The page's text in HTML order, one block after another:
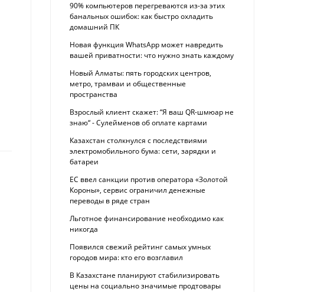
90% компьютеров перегреваются из-за этих
банальных ошибок: как быстро охладить
домашний ПК
Новая функция WhatsApp может навредить
вашей приватности: что нужно знать каждому
Новый Алматы: пять городских центров,
метро, трамваи и общественные
пространства
Взрослый клиент скажет: “Я ваш QR-шмюар не
знаю“ - Сулейменов об оплате картами
Казахстан столкнулся с последствиями
электромобильного бума: сети, зарядки и
батареи
ЕС ввел санкции против оператора «Золотой
Короны», сервис ограничил денежные
переводы в ряде стран
Льготное финансирование необходимо как
никогда
Появился свежий рейтинг самых умных
городов мира: кто его возглавил
В Казахстане планируют стабилизировать
цены на социально значимые продтовары